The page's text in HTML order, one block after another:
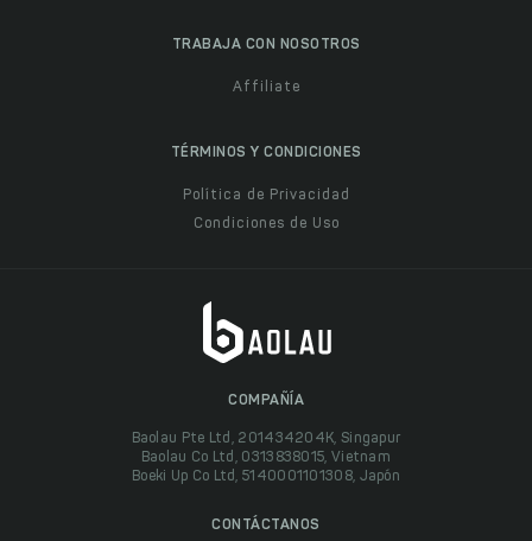
TRABAJA CON NOSOTROS
Affiliate
TÉRMINOS Y CONDICIONES
Política de Privacidad
Condiciones de Uso
COMPAÑÍA
Baolau Pte Ltd, 201434204K, Singapur
Baolau Co Ltd, 0313838015, Vietnam
Boeki Up Co Ltd, 5140001101308, Japón
CONTÁCTANOS